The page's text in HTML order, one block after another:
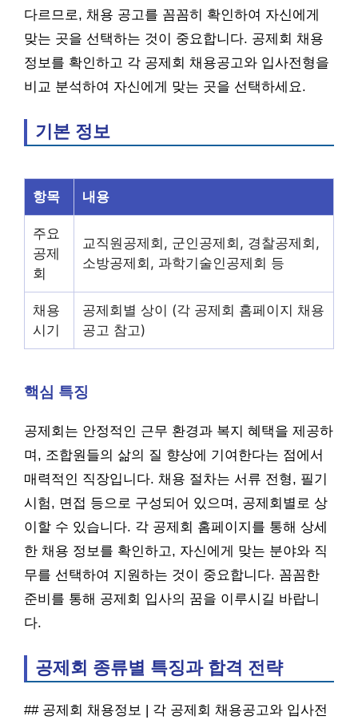
다르므로, 채용 공고를 꼼꼼히 확인하여 자신에게
맞는 곳을 선택하는 것이 중요합니다. 공제회 채용
정보를 확인하고 각 공제회 채용공고와 입사전형을
비교 분석하여 자신에게 맞는 곳을 선택하세요.
기본 정보
항목 내용
주요
공제
회
교직원공제회, 군인공제회, 경찰공제회,
소방공제회, 과학기술인공제회 등
채용
시기
공제회별 상이 (각 공제회 홈페이지 채용
공고 참고)
핵심 특징
공제회는 안정적인 근무 환경과 복지 혜택을 제공하
며, 조합원들의 삶의 질 향상에 기여한다는 점에서
매력적인 직장입니다. 채용 절차는 서류 전형, 필기
시험, 면접 등으로 구성되어 있으며, 공제회별로 상
이할 수 있습니다. 각 공제회 홈페이지를 통해 상세
한 채용 정보를 확인하고, 자신에게 맞는 분야와 직
무를 선택하여 지원하는 것이 중요합니다. 꼼꼼한
준비를 통해 공제회 입사의 꿈을 이루시길 바랍니
다.
공제회 종류별 특징과 합격 전략
## 공제회 채용정보 | 각 공제회 채용공고와 입사전